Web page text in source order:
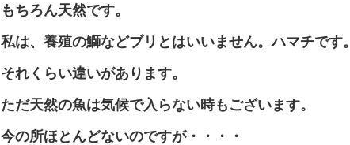
もちろん天然です。
私は、養殖の鰤などブリとはいいません。ハマチです。
それくらい違いがあります。
ただ天然の魚は気候で入らない時もございます。
今の所ほとんどないのですが・・・・